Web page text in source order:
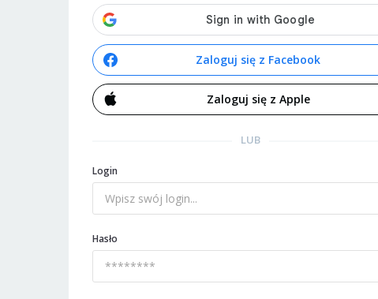
Zaloguj się z Facebook
Zaloguj się z Apple
LUB
Login
Hasło